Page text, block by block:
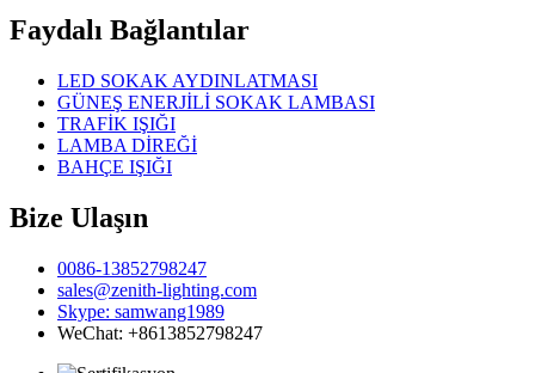
Faydalı Bağlantılar
LED SOKAK AYDINLATMASI
GÜNEŞ ENERJİLİ SOKAK LAMBASI
TRAFİK IŞIĞI
LAMBA DİREĞİ
BAHÇE IŞIĞI
Bize Ulaşın
0086-13852798247
sales@zenith-lighting.com
Skype: samwang1989
WeChat: +8613852798247